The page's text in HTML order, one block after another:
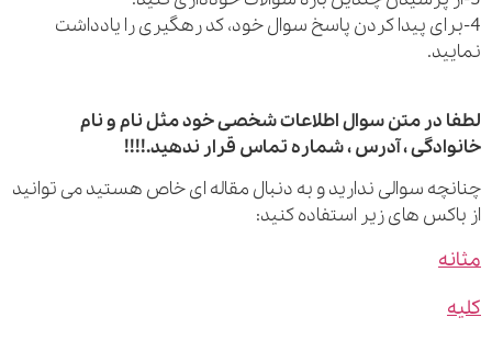
پیدا کردن پاسخ سوال خود، کد رهگیری را یادداشت
در متن سوال اطلاعات شخصی خود مثل نام و نام
، آدرس ، شماره تماس قرار ندهید.!!!!
سوالی ندارید و به دنبال مقاله ای خاص هستید می توانید
های زیر استفاده کنید: